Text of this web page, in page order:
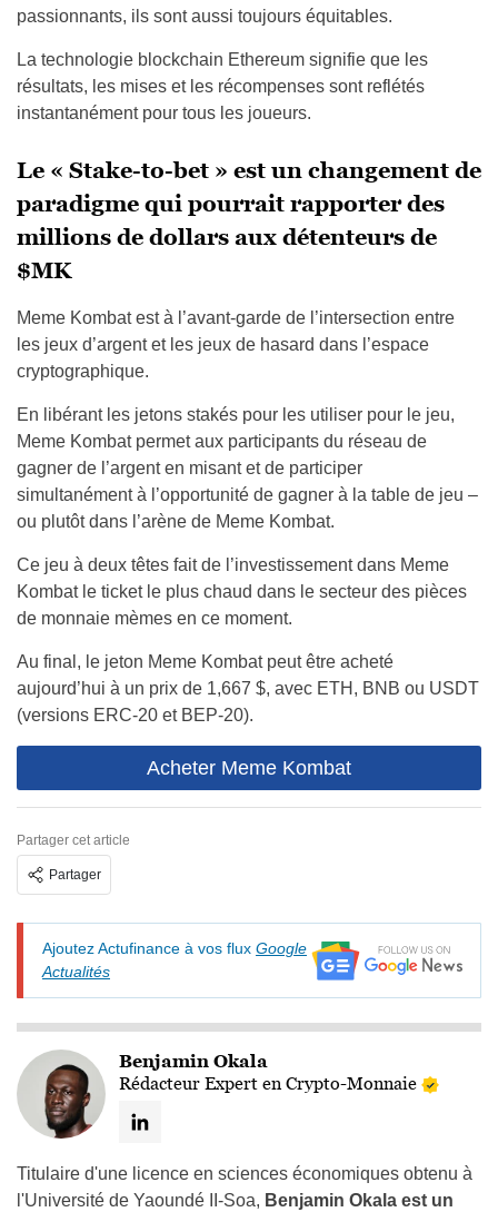
passionnants, ils sont aussi toujours équitables.
La technologie blockchain Ethereum signifie que les
résultats, les mises et les récompenses sont reflétés
instantanément pour tous les joueurs.
Le « Stake-to-bet » est un changement de
paradigme qui pourrait rapporter des
millions de dollars aux détenteurs de
$MK
Meme Kombat est à l’avant-garde de l’intersection entre
les jeux d’argent et les jeux de hasard dans l’espace
cryptographique.
En libérant les jetons stakés pour les utiliser pour le jeu,
Meme Kombat permet aux participants du réseau de
gagner de l’argent en misant et de participer
simultanément à l’opportunité de gagner à la table de jeu –
ou plutôt dans l’arène de Meme Kombat.
Ce jeu à deux têtes fait de l’investissement dans Meme
Kombat le ticket le plus chaud dans le secteur des pièces
de monnaie mèmes en ce moment.
Au final, le jeton Meme Kombat peut être acheté
aujourd’hui à un prix de 1,667 $, avec ETH, BNB ou USDT
(versions ERC-20 et BEP-20).
Acheter Meme Kombat
Partager cet article
Partager
Ajoutez Actufinance à vos flux Google
Actualités
Benjamin Okala
Rédacteur Expert en Crypto-Monnaie
Titulaire d'une licence en sciences économiques obtenu à
l'Université de Yaoundé II-Soa, Benjamin Okala est un